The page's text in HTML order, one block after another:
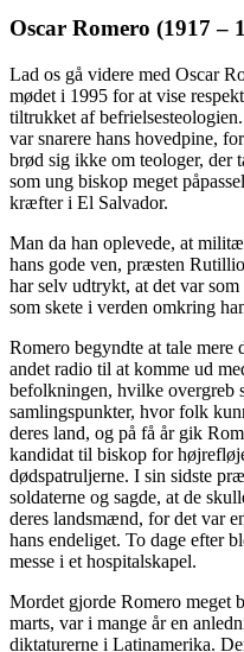
Oscar Romero (1917 –
Lad os gå videre med Oscar
mødet i 1995 for at vise
tiltrukket af
var snarere hans hovedpine,
brød sig ikke om teologer, der
som ung biskop meget
kræfter i El Salvador.
Man da han oplevede, at
hans gode ven, præsten
har selv udtrykt, at det var
som skete i verden omkring
Romero begyndte at tale
andet radio til at komme ud
befolkningen, hvilke overgreb
samlingspunkter, hvor folk
deres land, og på få år gik
kandidat til biskop for
dødspatruljerne. I sin sidste
soldaterne og sagde, at de
deres landsmænd, for det var
hans endeliget. To dage efter
messe i et hospitalskapel.
Mordet gjorde Romero meget
marts, var i mange år en
diktaturerne i Latinamerika.